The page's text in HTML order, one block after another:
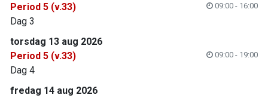
Period 5 (v.33)
09:00 - 16:00
Dag 3
torsdag 13 aug 2026
Period 5 (v.33)
09:00 - 19:00
Dag 4
fredag 14 aug 2026